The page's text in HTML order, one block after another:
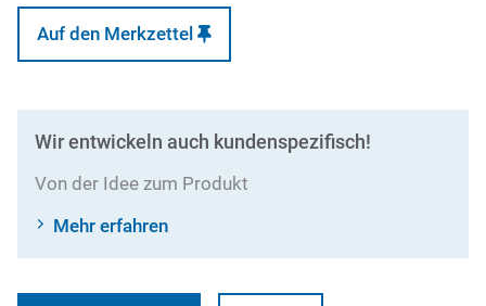
Auf den Merkzettel
Wir entwickeln auch kundenspezifisch!
Von der Idee zum Produkt
Mehr erfahren